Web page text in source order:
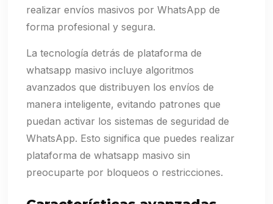
realizar envíos masivos por WhatsApp de
forma profesional y segura.
La tecnología detrás de plataforma de
whatsapp masivo incluye algoritmos
avanzados que distribuyen los envíos de
manera inteligente, evitando patrones que
puedan activar los sistemas de seguridad de
WhatsApp. Esto significa que puedes realizar
plataforma de whatsapp masivo sin
preocuparte por bloqueos o restricciones.